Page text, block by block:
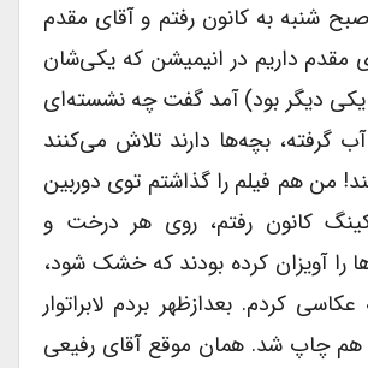
شنبه به کانون رفتم و آقای مقدم
مقدم داریم در انیمیشن که یکی‌شان
دیگر بود) آمد گفت چه نشسته‌ای
گرفته، بچه‌ها دارند تلاش می‌کنند
من هم فیلم را گذاشتم توی دوربین
کانون رفتم، روی هر درخت و
را آویزان کرده‌ بودند که خشک شود،
کردم. بعدازظهر بردم لابراتوار
هم چاپ شد. همان موقع آقای رفیعی